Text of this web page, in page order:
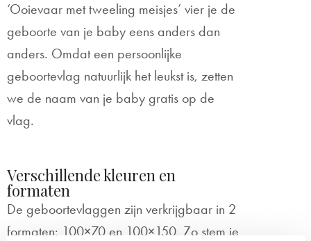
‘Ooievaar met tweeling meisjes’ vier je de
geboorte van je baby eens anders dan
anders. Omdat een persoonlijke
geboortevlag natuurlijk het leukst is, zetten
we de naam van je baby gratis op de
vlag.
Verschillende kleuren en
formaten
De geboortevlaggen zijn verkrijgbaar in 2
formaten: 100×70 en 100×150. Zo stem je